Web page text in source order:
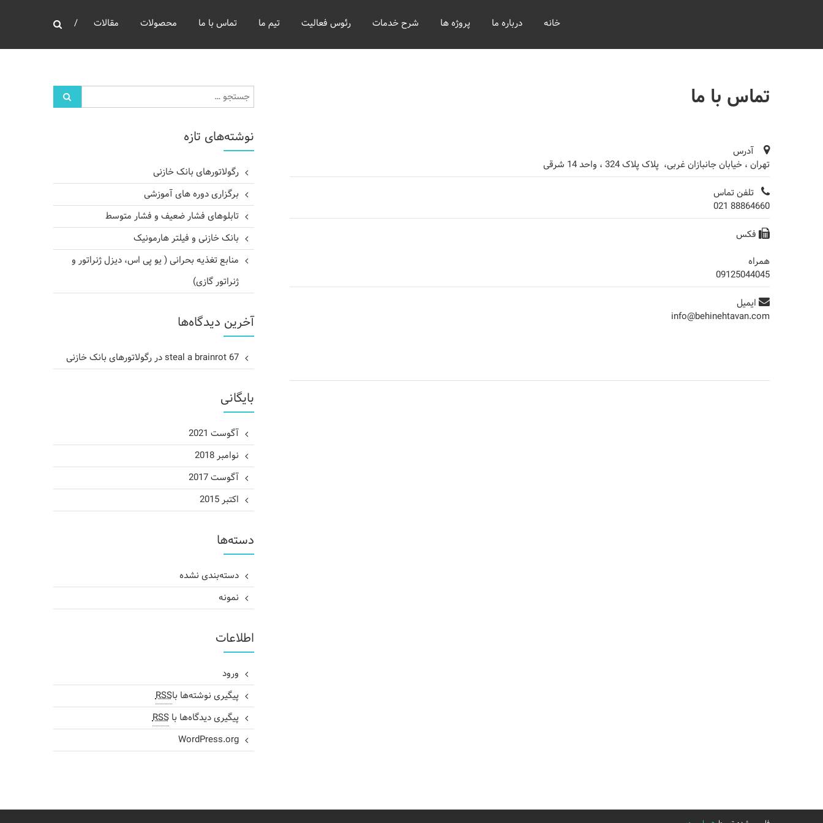
خانه درباره ما پروژه ها شرح خدمات رئوس فعالیت تیم‌ ما تماس‌ با‌ ما محصولات مقالات
تماس با ما
آدرس
تهران ، خیابان جانبازان غربی، پلاک پلاک 324 ، واحد 14 شرقی
تلفن تماس
88864660 021
فکس
همراه
09125044045
ایمیل
info@behinehtavan.com
نوشته‌های تازه
رگولاتورهای بانک خازنی
برگزاری دوره های آموزشی
تابلوهای فشار ضعیف و فشار متوسط
بانک خازنی و فیلتر هارمونیک
منابع تغذیه بحرانی ( یو پی اس، دیزل ژنراتور و
ژنراتور گازی)
آخرین دیدگاه‌ها
steal a brainrot 67 دررگولاتورهای بانک خازنی
بایگانی
آگوست 2021
نوامبر 2018
آگوست 2017
اکتبر 2015
دسته‌ها
دسته‌بندی نشده
نمونه
اطلاعات
ورود
پیگیری نوشته‌ها باRSS
پیگیری دیدگاه‌ها باRSS
WordPress.org